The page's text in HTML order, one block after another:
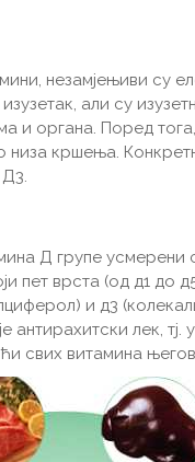
незамјењиви су
али су
и органа. Поред
кршења.
Д групе усмерени
пет врста (од д1 до
и д3
антирахитски лек, тј.
свих витамина